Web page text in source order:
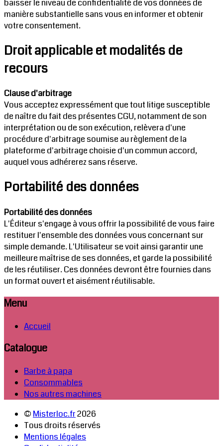
baisser le niveau de confidentialité de vos données de
manière substantielle sans vous en informer et obtenir
votre consentement.
Droit applicable et modalités de
recours
Clause d'arbitrage
Vous acceptez expressément que tout litige susceptible
de naître du fait des présentes CGU, notamment de son
interprétation ou de son exécution, relèvera d'une
procédure d'arbitrage soumise au règlement de la
plateforme d'arbitrage choisie d'un commun accord,
auquel vous adhérerez sans réserve.
Portabilité des données
Portabilité des données
L'Éditeur s'engage à vous offrir la possibilité de vous faire
restituer l'ensemble des données vous concernant sur
simple demande. L'Utilisateur se voit ainsi garantir une
meilleure maîtrise de ses données, et garde la possibilité
de les réutiliser. Ces données devront être fournies dans
un format ouvert et aisément réutilisable.
Menu
Accueil
Catalogue
Barbe à papa
Consommables
Nos autres machines
© Misterloc.fr2026
Tous droits réservés
Mentions légales